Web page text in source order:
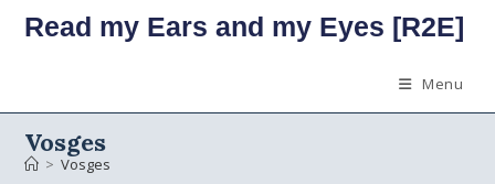
Read my Ears and my Eyes [R2E]
Menu
Vosges
> Vosges